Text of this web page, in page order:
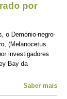
por
o Demónio-negro-
(Melanocetus
investigadores
Bay da
Saber mais